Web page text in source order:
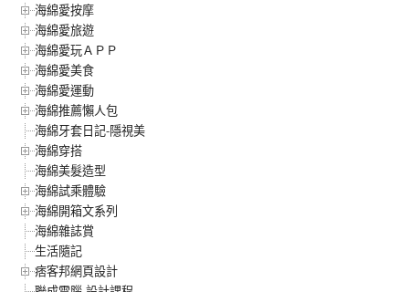
海綿愛按摩
海綿愛旅遊
海綿愛玩ＡＰＰ
海綿愛美食
海綿愛運動
海綿推薦懶人包
海綿牙套日記-隱視美
海綿穿搭
海綿美髮造型
海綿試乘體驗
海綿開箱文系列
海綿雜誌賞
生活隨記
痞客邦網頁設計